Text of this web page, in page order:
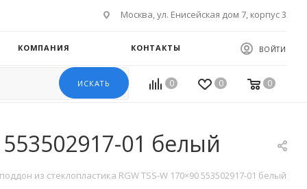
Москва, ул. Енисейская дом 7, корпус 3
КОМПАНИЯ КОНТАКТЫ ВОЙТИ
ИСКАТЬ 0 0 0
01 белый
из стеклопластика RGW TSS-W 170×90 553502917-01 белый